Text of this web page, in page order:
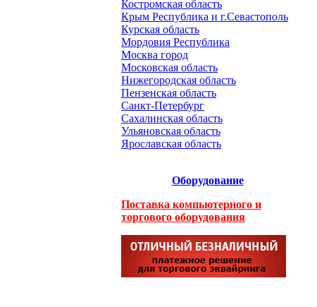
Костромская область
Крым Республика и г.Севастополь
Курская область
Мордовия Республика
Москва город
Московская область
Нижегородская область
Пензенская область
Санкт-Петербург
Сахалинская область
Ульяновская область
Ярославская область
Оборудование
Поставка компьютерного и
торгового оборудования